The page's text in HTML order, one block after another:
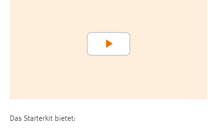
Play
Das Starterkit bietet:
Statistik Cookies erfassen Informationen anonym.
Name: